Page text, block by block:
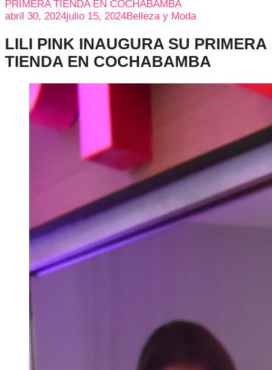
PRIMERA TIENDA EN COCHABAMBA
abril 30, 2024julio 15, 2024Belleza y Moda
LILI PINK INAUGURA SU PRIMERA
TIENDA EN COCHABAMBA